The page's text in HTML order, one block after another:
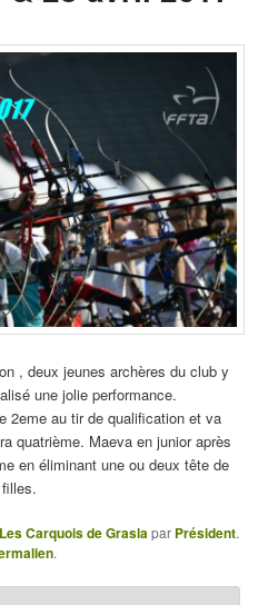
, deux jeunes archères du club y
une jolie performance.
2eme au tir de qualification et va
quatrième. Maeva en junior après
en éliminant une ou deux tête de
Les Carquois de Graslapar Président.
.